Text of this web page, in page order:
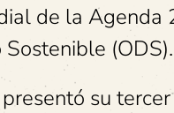
de la
(ODS).
su